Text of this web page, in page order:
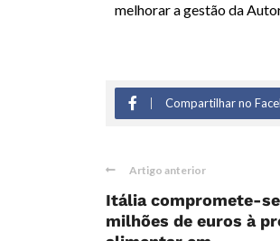
melhorar a gestão da
Compartilhar no
Artigo anterior
Itália compromete-
milhões de euros à